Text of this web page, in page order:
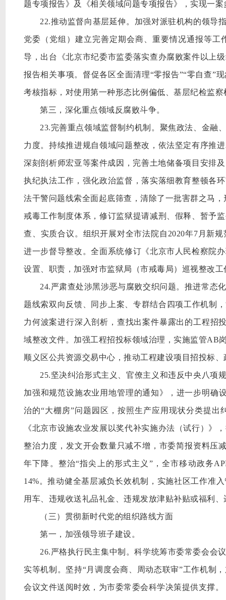
题专项报告》及《相关领域问题专项报告》，实现一
22.推动监督向基层延伸。加强对派驻机构的领导
党委（党组）建立完善定期会商、重要情况通报等
导，出台《北京市纪委市监委落实查办腐败案件以上
报告相关事项。督促各区全面清理“零报告”“零自查”
考核指标，对使用第一种形态比例偏低、基层纪检监
第三，深化重点领域反腐败斗争。
23.完善重点领域监督制约机制。聚焦政法、金融
力度。持续推进规自领域问题整改，依法坚定有序推
深刻剖析师宏亚等案件成因，完善土地储备项目安排
执纪执法工作，强化政治监督，落实落细教育整顿各
法干警问题线索全面起底筛查，清除了一批害群之马
戒毒工作制度体系，修订监狱提请减刑、假释、暂予
查、实质合议。组织开展对全市法院自2020年7月新
进一步督导整改。全面系统修订《北京市人民检察院
设置、职责，加强对市监狱局（市戒毒局）巡视整改
24.严肃查处涉黑涉恶与腐败交织问题。推进常态
题线索双向反馈、同步上案、专群结合四项工作机制
力何波案进行深入剖析，查找出案件暴露出的工程招
域整改文件。加强工程招投标领域治理，实施监管AB
顺义区公共资源交易中心，推动工程建设项目招投标
25.坚决纠治形式主义、官僚主义和违反中央八项
加强和规范设施农业用地管理的通知》，进一步明确
治的“大棚房”问题园区，按照生产应用现状分类提
《北京市设施农业发展以奖代补实施办法（试行）》
整治力度，发文开会数量只减不增，市委简报资料压
年下降。整治“指尖上的形式主义”，全市移动政务
14%。推动健全基层减负长效机制，实施社区工作准
用车、违规收送礼品礼金、违规发放津贴补贴或福利
（三）贯彻新时代党的组织路线方面
第一，加强领导班子建设。
26.严格执行民主集中制。科学统筹市委常委会会
实等机制。坚持“月调度会商、周动态联审”工作机制
会议文件送阅时效，为市委常委会科学决策提供支撑。